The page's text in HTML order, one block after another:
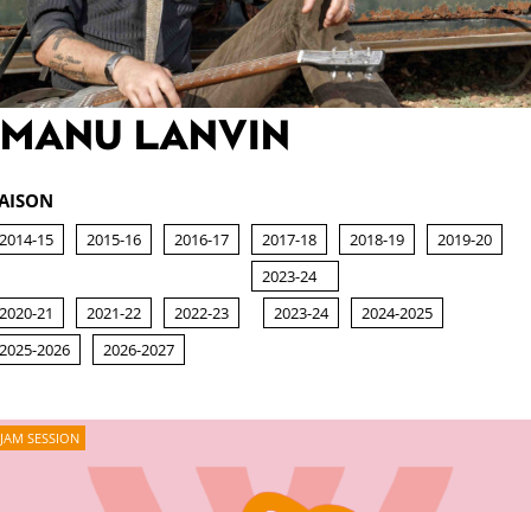
MANU LANVIN
2014-15 2015-16 2016-17 2017-18 2018-19 2019-20
2020-21 2021-22 2022-23
2023-24
2023-24
2024-2025
2025-2026
2026-2027
JAM SESSION